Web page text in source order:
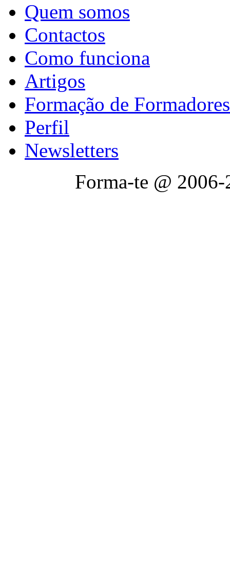
Quem somos
Contactos
Como funciona
Artigos
Formação de Formadores
Perfil
Newsletters
Forma-te @